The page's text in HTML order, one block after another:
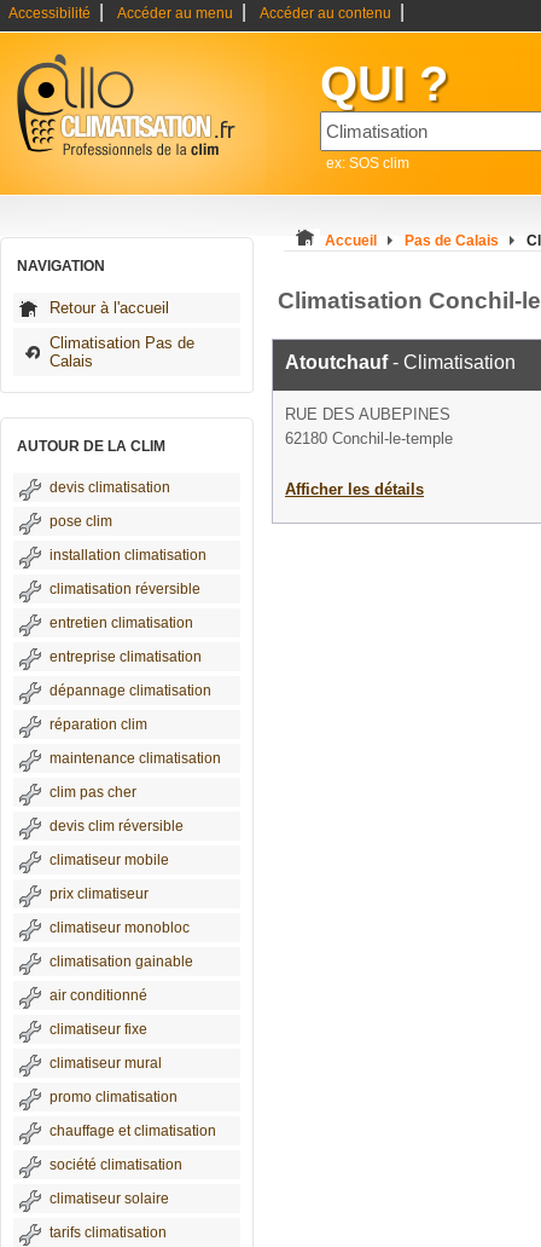
Accessibilité Accéder au menu Accéder au contenu
QUI ?
ex: SOS clim
NAVIGATION
Retour à l'accueil
Climatisation Pas de
Calais
AUTOUR DE LA CLIM
devis climatisation
pose clim
installation climatisation
climatisation réversible
entretien climatisation
entreprise climatisation
dépannage climatisation
réparation clim
maintenance climatisation
clim pas cher
devis clim réversible
climatiseur mobile
prix climatiseur
climatiseur monobloc
climatisation gainable
air conditionné
climatiseur fixe
climatiseur mural
promo climatisation
chauffage et climatisation
société climatisation
climatiseur solaire
tarifs climatisation
Accueil Pas de Calais
Climatisation Conchil-
Atoutchauf- Climatisation
RUE DES AUBEPINES
62180 Conchil-le-temple
Afficher les détails